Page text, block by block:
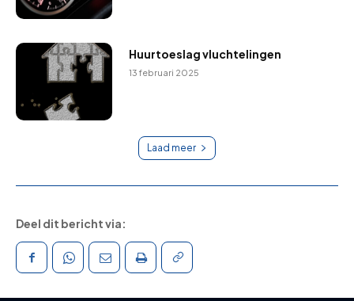
Huurtoeslag vluchtelingen
13 februari 2025
Laad meer
Deel dit bericht via: